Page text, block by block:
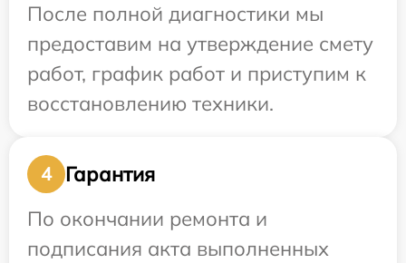
После полной диагностики мы
предоставим на утверждение смету
работ, график работ и приступим к
восстановлению техники.
4
Гарантия
По окончании ремонта и
подписания акта выполненных